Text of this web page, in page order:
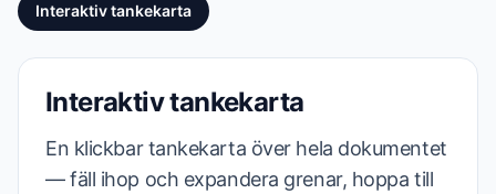
Interaktiv tankekarta
Interaktiv tankekarta
En klickbar tankekarta över hela dokumentet
— fäll ihop och expandera grenar, hoppa till